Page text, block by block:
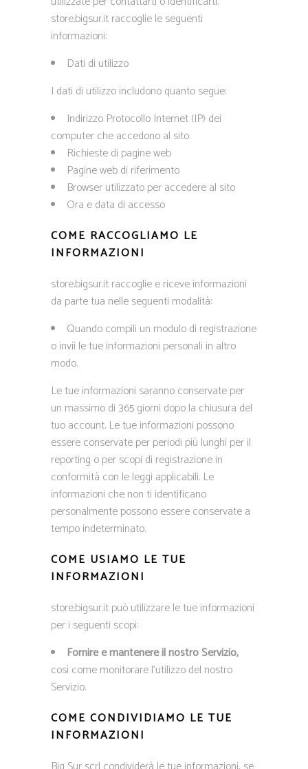
store.bigsur.it raccoglie le seguenti
informazioni:
Dati di utilizzo
I dati di utilizzo includono quanto segue:
Indirizzo Protocollo Internet (IP) dei
computer che accedono al sito
Richieste di pagine web
Pagine web di riferimento
Browser utilizzato per accedere al sito
Ora e data di accesso
COME RACCOGLIAMO LE
INFORMAZIONI
store.bigsur.it raccoglie e riceve informazioni
da parte tua nelle seguenti modalità:
Quando compili un modulo di registrazione
o invii le tue informazioni personali in altro
modo.
Le tue informazioni saranno conservate per
un massimo di 365 giorni dopo la chiusura del
tuo account. Le tue informazioni possono
essere conservate per periodi più lunghi per il
reporting o per scopi di registrazione in
conformità con le leggi applicabili. Le
informazioni che non ti identificano
personalmente possono essere conservate a
tempo indeterminato.
COME USIAMO LE TUE
INFORMAZIONI
store.bigsur.it può utilizzare le tue informazioni
per i seguenti scopi:
Fornire e mantenere il nostro Servizio,
così come monitorare l’utilizzo del nostro
Servizio.
COME CONDIVIDIAMO LE TUE
INFORMAZIONI